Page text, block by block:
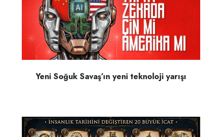
Yeni Soğuk Savaş’ın yeni teknoloji yarışı